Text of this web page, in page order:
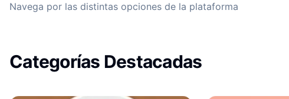
Navega por las distintas opciones de la plataforma
Categorías Destacadas